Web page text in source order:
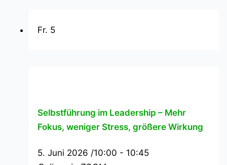
Fr. 5
Selbstführung im Leadership – Mehr
Fokus, weniger Stress, größere Wirkung
5. Juni 2026 /10:00 - 10:45